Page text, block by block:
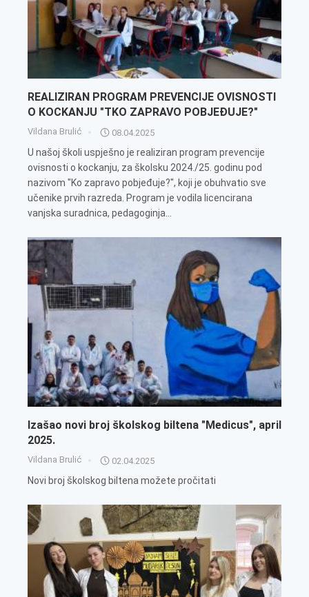
REALIZIRAN PROGRAM PREVENCIJE OVISNOSTI
O KOCKANJU "TKO ZAPRAVO POBJEĐUJE?"
Vildana Brulić 08.04.2025
U našoj školi uspješno je realiziran program prevencije
ovisnosti o kockanju, za školsku 2024./25. godinu pod
nazivom "Ko zapravo pobjeđuje?", koji je obuhvatio sve
učenike prvih razreda. Program je vodila licencirana
vanjska suradnica, pedagoginja...
Izašao novi broj školskog biltena "Medicus", april
2025.
Vildana Brulić 02.04.2025
Novi broj školskog biltena možete pročitati